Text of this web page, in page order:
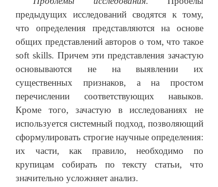
предыдущих исследований сводятся к тому,
что определения представляются на основе
общих представлений авторов о том, что такое
soft skills. Причем эти представления зачастую
основываются не на выявлении их
существенных признаков, а на простом
перечислении соответствующих навыков.
Кроме того, зачастую в исследованиях не
используется системный подход, позволяющий
сформулировать строгие научные определения:
их части, как правило, необходимо по
крупицам собирать по тексту статьи, что
значительно усложняет анализ.